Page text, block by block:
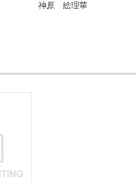
神原 絵理華